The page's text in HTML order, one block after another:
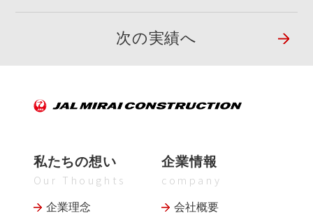
次の実績へ
私たちの想い
Our Thoughts
企業理念
企業情報
company
会社概要